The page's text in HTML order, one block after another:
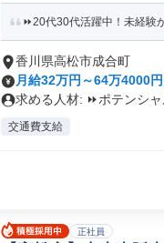
⏩️20代30代活躍中！未経験
香川県高松市成合町
月給32万円～64万4000円
求める人材: ⏩️ポテンシ
交通費支給
正社員